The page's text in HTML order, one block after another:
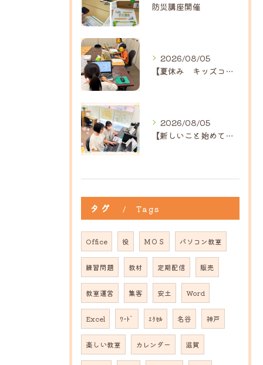
防災講座開催
2026/08/05
【夏休み キッズコース】｜ひだまり近江八幡教室
2026/08/05
【新しいこと始めてみませんか？】ひだまり高島教室
タグ Tags
Office 役 ＭＯＳ パソコン教室
練習問題 教材 定期配信 販売
教室運営 集客 安土 Word
Excel ﾜｰﾄﾞ ｴｸｾﾙ 名谷 神戸
楽しい教室 カレンダー 滋賀